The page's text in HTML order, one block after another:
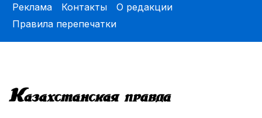
Реклама Контакты
О редакции
Правила перепечатки